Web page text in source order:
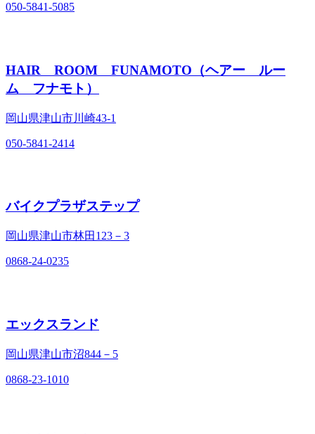
050-5841-5085
HAIR ROOM FUNAMOTO（ヘアー ルー
ム フナモト）
岡山県津山市川崎43-1
050-5841-2414
バイクプラザステップ
岡山県津山市林田123－3
0868-24-0235
エックスランド
岡山県津山市沼844－5
0868-23-1010